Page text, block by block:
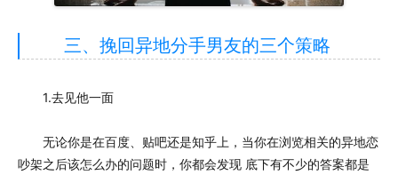
三、挽回异地分手男友的三个策略
1.去见他一面
无论你是在百度、贴吧还是知乎上，当你在浏览相关的异地恋
吵架之后该怎么办的问题时，你都会发现 底下有不少的答案都是